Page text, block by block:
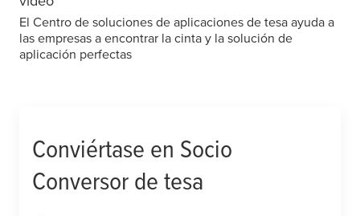
El Centro de soluciones de aplicaciones de tesa ayuda a
las empresas a encontrar la cinta y la solución de
aplicación perfectas
Conviértase en Socio
Conversor de tesa